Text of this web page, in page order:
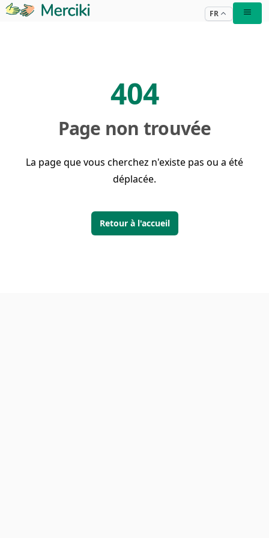
FR
404
Page non trouvée
La page que vous cherchez n'existe pas ou a été
déplacée.
Retour à l'accueil